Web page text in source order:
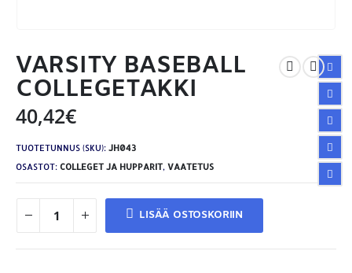
VARSITY BASEBALL
COLLEGETAKKI
40,42€
TUOTETUNNUS (SKU): JH043
OSASTOT: COLLEGET JA HUPPARIT, VAATETUS
LISÄÄ OSTOSKORIIN